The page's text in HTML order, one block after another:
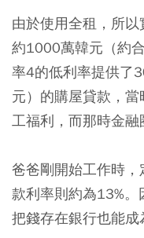
由於使用全租，所
約1000萬韓元（約
率4的低利率提供了
元）的購屋貸款，
工福利，而那時金融
爸爸剛開始工作時
款利率則約為13%
把錢存在銀行也能成